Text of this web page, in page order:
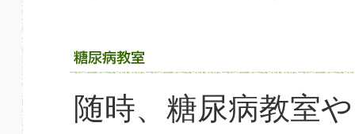
随時、糖尿病教室